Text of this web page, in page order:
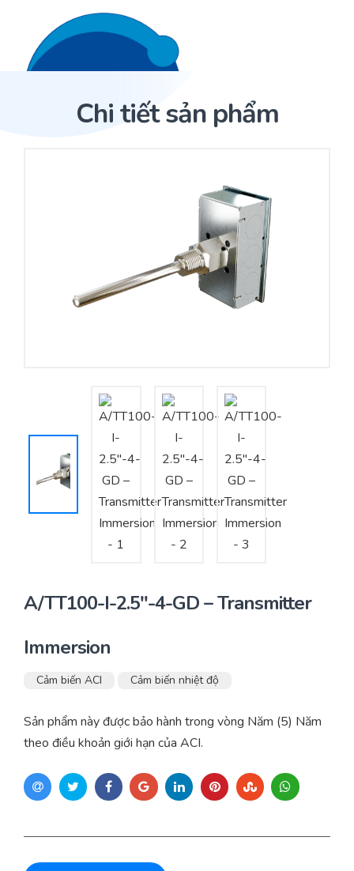
Trang Chủ
Nhà phân phối cảm biến
Nhà sản xuất thiết bị điều khiển
Tư vấn – Thiết kế – Cung cấp thiết bị HVAC
Tư vấn thiết kế, thi công tủ điều khiển
Thi công – Lắp đặt hệ thống HVAC
Chi tiết sản phẩm
A/TT100-I-2.5″-4-GD – Transmitter
Immersion
Cảm biến ACI Cảm biến nhiệt độ
Sản phẩm này được bảo hành trong vòng Năm (5) Năm
theo điều khoản giới hạn của ACI.